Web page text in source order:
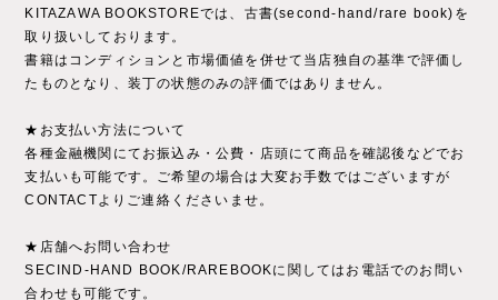
KITAZAWA BOOKSTOREでは、古書(second-hand/rare book)を
取り扱いしております。
書籍はコンディションと市場価値を併せて当店独自の基準で評価し
たものとなり、装丁の状態のみの評価ではありません。
★お支払い方法について
各種金融機関にてお振込み・公費・店頭にて商品を確認後などでお
支払いも可能です。ご希望の場合は大変お手数ではございますが
CONTACTよりご連絡くださいませ。
★店舗へお問い合わせ
SECIND-HAND BOOK/RAREBOOKに関してはお電話でのお問い
合わせも可能です。